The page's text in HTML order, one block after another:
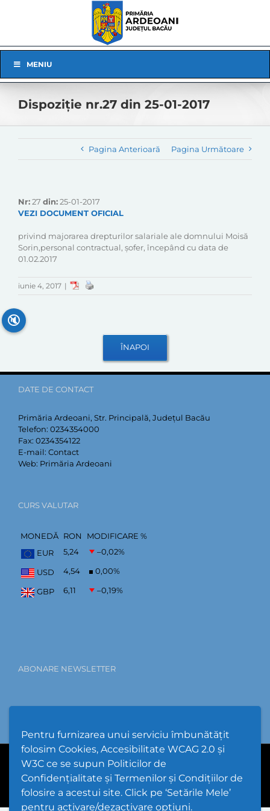
Pentru furnizarea unui serviciu îmbunătățit
folosim Cookies, Accesibilitate WCAG 2.0 și
W3C ce se supun Politicilor de
Confidențialitate și Termenilor și Condițiilor de
folosire a acestui site. Click pe ‘Setările Mele’
pentru activare/dezactivare opțiuni.
Navigation
MENIU
Dispoziție nr.27 din 25-01-2017
Pagina Anterioară Pagina Următoare
Nr:27 din:25-01-2017
VEZI DOCUMENT OFICIAL
privind majorarea drepturilor salariale ale domnului Moisă
Sorin,personal contractual, șofer, începând cu data de
01.02.2017
iunie 4, 2017 |
DATE DE CONTACT
Primăria Ardeoani, Str. Principală, Județul Bacău
Telefon: 0234354000
Fax: 0234354122
E-mail: Contact
Web: Primăria Ardeoani
CURS VALUTAR
MONEDĂ RON
MODIFICARE %
EUR
5,24 –0,02%
USD 4,54 0,00%
GBP 6,11 –0,19%
ABONARE NEWSLETTER
Hartă Website
🔇